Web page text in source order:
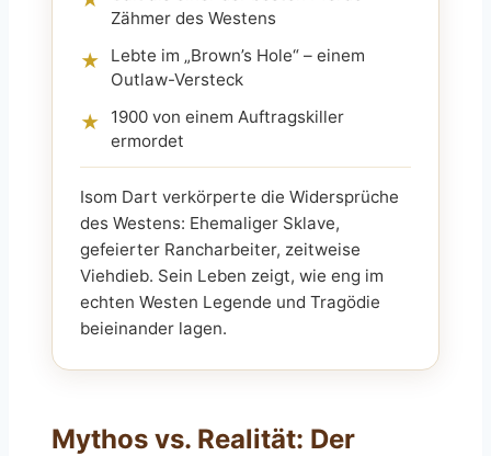
Zähmer des Westens
★
Lebte im „Brown’s Hole“ – einem
Outlaw-Versteck
★
1900 von einem Auftragskiller
ermordet
Isom Dart verkörperte die Widersprüche
des Westens: Ehemaliger Sklave,
gefeierter Rancharbeiter, zeitweise
Viehdieb. Sein Leben zeigt, wie eng im
echten Westen Legende und Tragödie
beieinander lagen.
Mythos vs. Realität: Der